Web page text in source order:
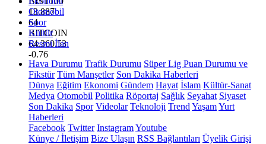
13.887
64
BITCOIN
64.360,53
-0.76
Otomobil
Spor
Kültür
Resmi İlan
Hava Durumu Trafik Durumu Süper Lig Puan Durumu ve
Fikstür Tüm Manşetler Son Dakika Haberleri
Dünya Eğitim Ekonomi Gündem Hayat İslam Kültür-Sanat
Medya Otomobil Politika Röportaj Sağlık Seyahat Siyaset
Son Dakika Spor Videolar Teknoloji Trend YaşamYurt
Haberleri
Facebook Twitter InstagramYoutube
Künye / İletişim Bize Ulaşın RSS Bağlantıları Üyelik Girişi